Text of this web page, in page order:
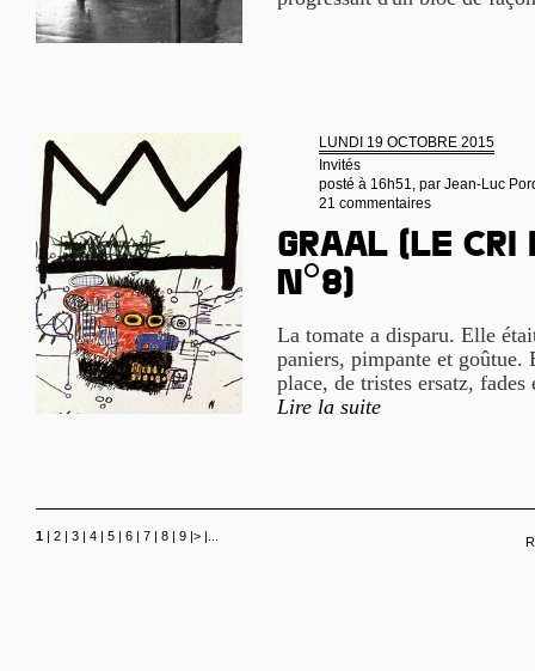
LUNDI 19 OCTOBRE 2015
Invités
posté à 16h51, par Jean-Luc
21 commentaires
Graal (le cri
n°8)
La tomate a disparu. Elle
paniers, pimpante et
place, de tristes ersatz,
Lire la suite
1 | 2 | 3 | 4 | 5 | 6 | 7 | 8 | 9 |> |